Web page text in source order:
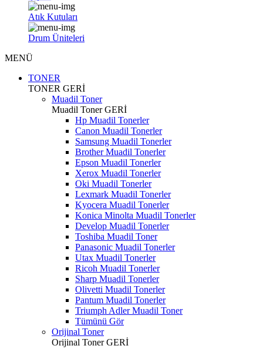
Atık Kutuları
Drum Üniteleri
MENÜ
TONER
TONER GERİ
Muadil Toner
Muadil TonerGERİ
Hp Muadil Tonerler
Canon Muadil Tonerler
Samsung Muadil Tonerler
Brother Muadil Tonerler
Epson Muadil Tonerler
Xerox Muadil Tonerler
Oki Muadil Tonerler
Lexmark Muadil Tonerler
Kyocera Muadil Tonerler
Konica Minolta Muadil Tonerler
Develop Muadil Tonerler
Toshiba Muadil Toner
Panasonic Muadil Tonerler
Utax Muadil Tonerler
Ricoh Muadil Tonerler
Sharp Muadil Tonerler
Olivetti Muadil Tonerler
Pantum Muadil Tonerler
Triumph Adler Muadil Toner
Tümünü Gör
Orijinal Toner
Orijinal TonerGERİ